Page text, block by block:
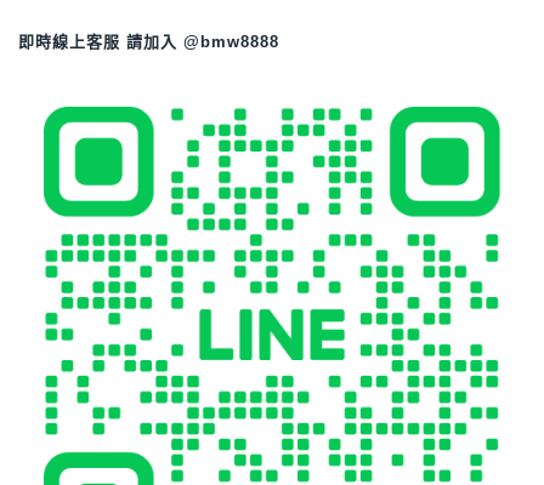
即時線上客服 請加入 @bmw8888